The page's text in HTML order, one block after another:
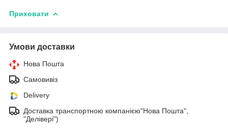
Приховати
Умови доставки
Нова Пошта
Самовивіз
Delivery
Доставка транспортною компанією"Нова Пошта",
"Делівері")